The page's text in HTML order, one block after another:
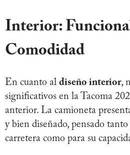
Interior:
Comodidad
En cuanto al diseño interior,
significativos en la Tacoma
anterior. La camioneta
y bien diseñado, pensado
carretera como para su